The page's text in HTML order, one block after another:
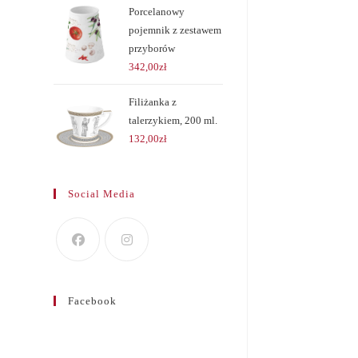
Porcelanowy
pojemnik z zestawem
przyborów
342,00zł
Filiżanka z
talerzykiem, 200 ml.
132,00zł
Social Media
Facebook